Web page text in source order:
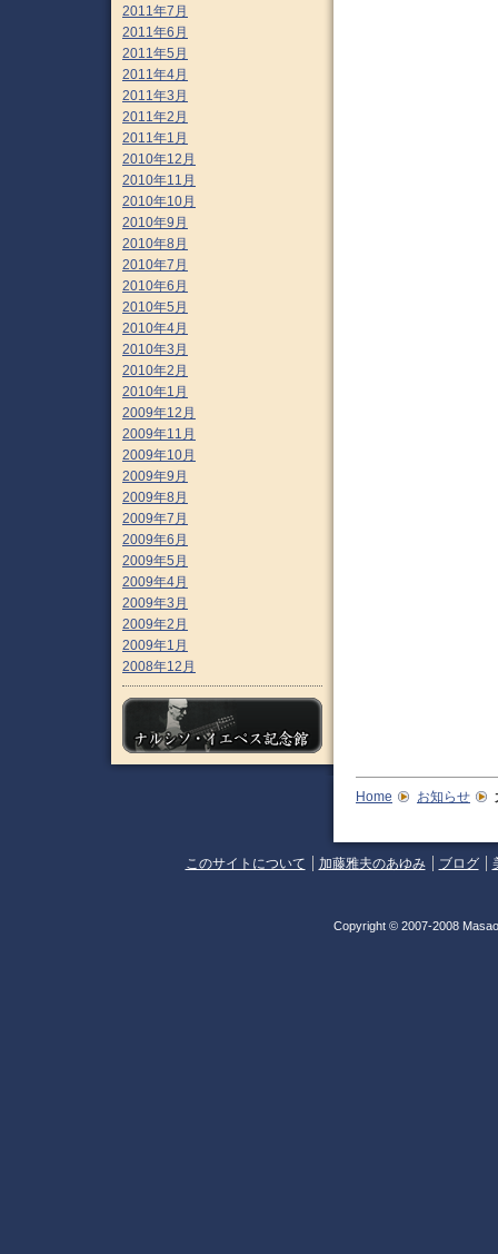
2011年7月
2011年6月
2011年5月
2011年4月
2011年3月
2011年2月
2011年1月
2010年12月
2010年11月
2010年10月
2010年9月
2010年8月
2010年7月
2010年6月
2010年5月
2010年4月
2010年3月
2010年2月
2010年1月
2009年12月
2009年11月
2009年10月
2009年9月
2009年8月
2009年7月
2009年6月
2009年5月
2009年4月
2009年3月
2009年2月
2009年1月
2008年12月
Home お知らせ
このサイトについて 加藤雅夫のあゆみ ブログ
Copyright © 2007-2008